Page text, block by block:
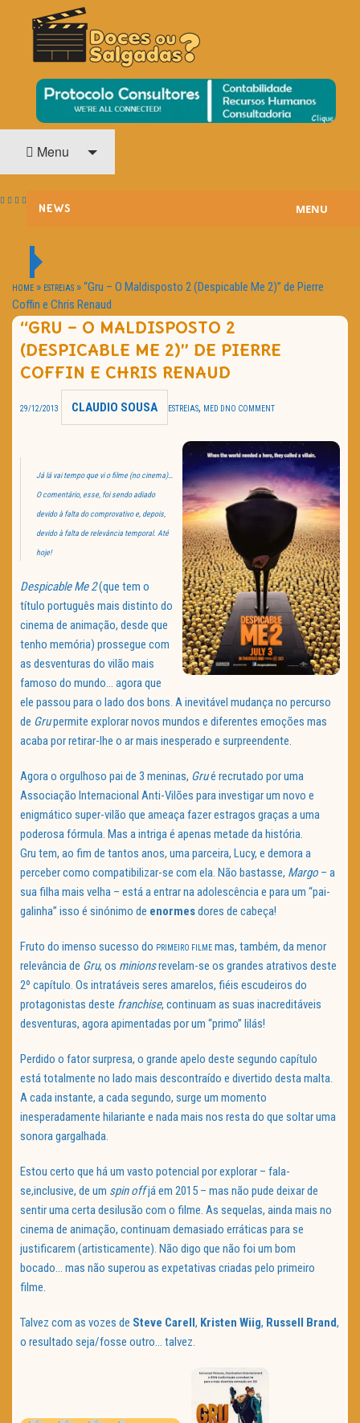
DOCES OU SALGADAS?
O Cinema? Uma Paixão!!
Menu
NEWS
PASSATEMPOS
HOME CINEMA
NOTA PESSOAL
MENU
HOME » ESTREIAS »“Gru – O Maldisposto 2 (Despicable Me 2)” de Pierre
Coffin e Chris Renaud
“GRU – O MALDISPOSTO 2
(DESPICABLE ME 2)” DE PIERRE
COFFIN E CHRIS RENAUD
29/12/2013 CLAUDIO SOUSA ESTREIAS, MED D NO COMMENT
Já lá vai tempo que vi o filme (no cinema)…
O comentário, esse, foi sendo adiado
devido à falta do comprovativo e, depois,
devido à falta de relevância temporal. Até
hoje!
Despicable Me 2(que tem o
título português mais distinto do
cinema de animação, desde que
tenho memória) prossegue com
as desventuras do vilão mais
famoso do mundo… agora que
ele passou para o lado dos bons. A inevitável mudança no percurso
de Grupermite explorar novos mundos e diferentes emoções mas
acaba por retirar-lhe o ar mais inesperado e surpreendente.
Agora o orgulhoso pai de 3 meninas, Grué recrutado por uma
Associação Internacional Anti-Vilões para investigar um novo e
enigmático super-vilão que ameaça fazer estragos graças a uma
poderosa fórmula. Mas a intriga é apenas metade da história.
Gru tem, ao fim de tantos anos, uma parceira, Lucy, e demora a
perceber como compatibilizar-se com ela. Não bastasse, Margo – a
sua filha mais velha – está a entrar na adolescência e para um “pai-
galinha” isso é sinónimo de enormesdores de cabeça!
Fruto do imenso sucesso do PRIMEIRO FILME mas, também, da menor
relevância de Gru, os minionsrevelam-se os grandes atrativos deste
2º capítulo. Os intratáveis seres amarelos, fiéis escudeiros do
protagonistas deste franchise, continuam as suas inacreditáveis
desventuras, agora apimentadas por um “primo” lilás!
Perdido o fator surpresa, o grande apelo deste segundo capítulo
está totalmente no lado mais descontraído e divertido desta malta.
A cada instante, a cada segundo, surge um momento
inesperadamente hilariante e nada mais nos resta do que soltar uma
sonora gargalhada.
Estou certo que há um vasto potencial por explorar – fala-
se,inclusive, de um spin offjá em 2015 – mas não pude deixar de
sentir uma certa desilusão com o filme. As sequelas, ainda mais no
cinema de animação, continuam demasiado erráticas para se
justificarem (artisticamente). Não digo que não foi um bom
bocado… mas não superou as expetativas criadas pelo primeiro
filme.
Talvez com as vozes de Steve Carell, Kristen Wiig, Russell Brand,
o resultado seja/fosse outro… talvez.